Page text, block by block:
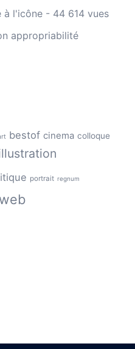
à l'icône - 44 614 vues
appropriabilité
bestof cinema colloque
portrait regnum
web